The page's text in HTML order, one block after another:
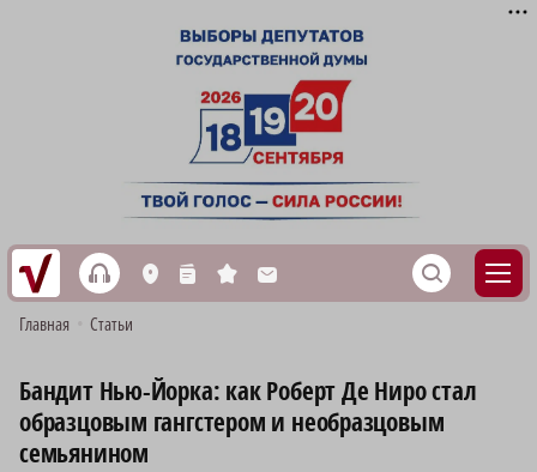
h L n s M S
Главная Статьи
Бандит Нью-Йорка: как Роберт Де Ниро стал
образцовым гангстером и необразцовым
семьянином